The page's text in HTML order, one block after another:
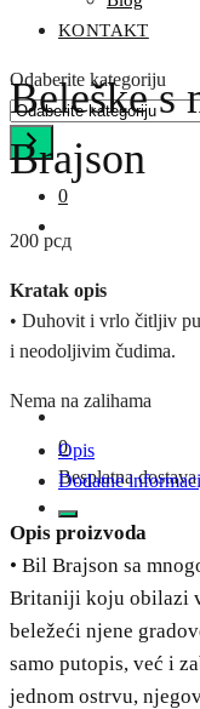
KONTAKT
Odaberite kategoriju
0
0
Besplatna
Beleške s
Brajson
200 рсд
Kratak opis
• Duhovit i vrlo čitljiv
i neodoljivim čudima.
Nema na zalihama
Opis
Dodatne
Opis proizvoda
• Bil Brajson sa
Britaniji koju obilazi
beležeći njene
samo putopis, već i
jednom ostrvu,